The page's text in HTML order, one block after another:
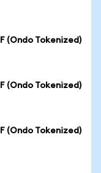
(Ondo Tokenized)
(Ondo Tokenized)
(Ondo Tokenized)